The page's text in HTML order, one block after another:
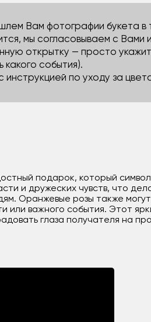
Вам фотографии букета в
мы согласовываем с Вами
открытку — просто
какого события).
инструкцией по уходу за
подарок, который
и дружеских чувств, что
Оранжевые розы также
или важного события. Этот
глаза получателя на